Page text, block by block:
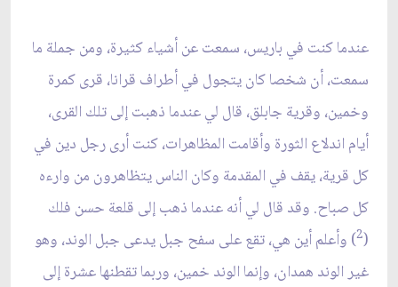
عندما كنت في باريس، سمعت عن أشياء كثيرة، ومن جملة ما
سمعت، أن شخصا كان يتجول في أطراف قرانا، قرى كمرة
وخمين، وقرية جابلق، قال لي عندما ذهبت إلى تلك القرى،
أيام اندلاع الثورة وأقامت المظاهرات، كنت أرى رجل دين في
كل قرية، يقف في المقدمة وكان الناس يتظاهرون من وارءه
كل صباح. وقد قال لي أنه عندما ذهب إلى قلعة حسن فلك
(
2) وأعلم أين هي، تقع على سفح جبل يدعى جبل الوند، وهو
غير الوند همدان، وإنما الوند خمين، وربما تقطنها عشرة إلى